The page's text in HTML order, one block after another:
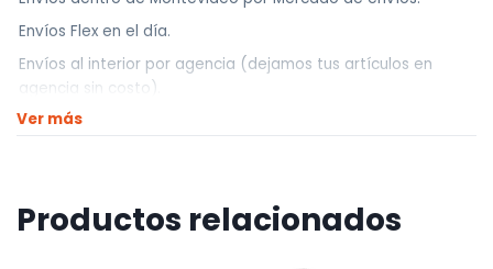
Envíos Flex en el día.
Envíos al interior por agencia (dejamos tus artículos en
agencia sin costo).
————————————
El horario de retiros es de Lunes a Viernes de 10hs a 18hs,
Ver más
Productos relacionados